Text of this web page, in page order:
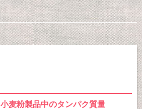
小麦粉製品中のタンパク質量